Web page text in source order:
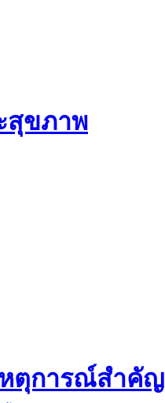
สุขภาพ
หตุการณ์สำคัญ